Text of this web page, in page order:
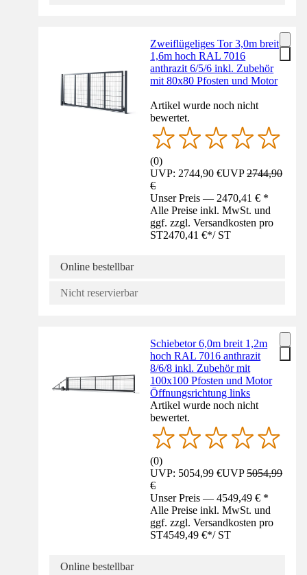
Zweiflügeliges Tor 3,0m breit
1,6m hoch RAL 7016
anthrazit 6/5/6 inkl. Zubehör
mit 80x80 Pfosten und Motor
Artikel wurde noch nicht
bewertet.
(0)
UVP: 2744,90 €UVP2744,90
€
Unser Preis — 2470,41 € *
Alle Preise inkl. MwSt. und
ggf. zzgl. Versandkosten pro
ST2470,41 €*/ ST
Online bestellbar
Nicht reservierbar
Schiebetor 6,0m breit 1,2m
hoch RAL 7016 anthrazit
8/6/8 inkl. Zubehör mit
100x100 Pfosten und Motor
Öffnungsrichtung links
Artikel wurde noch nicht
bewertet.
(0)
UVP: 5054,99 €UVP5054,99
€
Unser Preis — 4549,49 € *
Alle Preise inkl. MwSt. und
ggf. zzgl. Versandkosten pro
ST4549,49 €*/ ST
Online bestellbar